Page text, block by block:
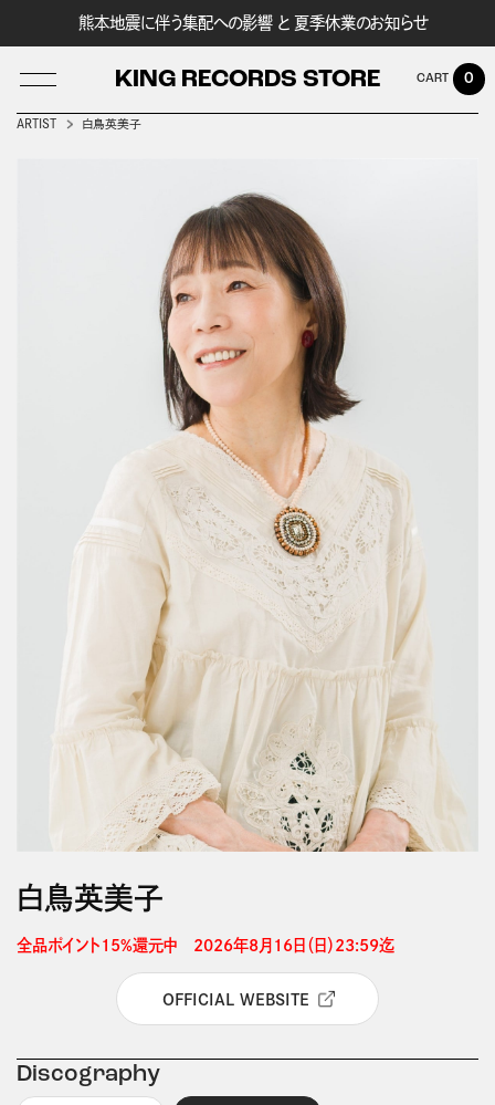
熊本地震に伴う集配への影響 と 夏季休業のお知らせ
KING RECORDS STORE 0
ARTIST 白鳥英美子
白鳥英美子
全品ポイント15%還元中　2026年8月16日（日）23:59迄
OFFICIAL WEBSITE
Discography